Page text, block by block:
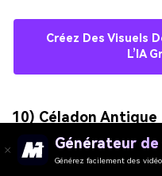
Créez Des Visuels
L’IA
10) Céladon Antique
Générateur de
Générez facilement des